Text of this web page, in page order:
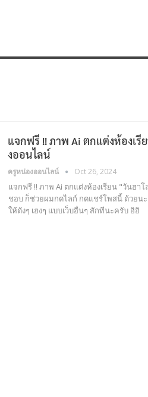
แจกฟรี !! ภาพ Ai ตกแต่งห้องเรี
งออนไลน์
ครูหน่องออนไลน์ Oct 26, 2024
แจกฟรี !! ภาพ Ai ตกแต่งห้องเรียน "วันฮ
ชอบ ก็ช่วยผมกดไลก์ กดแชร์โพสนี้ ด้วยน
ให้ดังๆ เฮงๆ แบบเว็บอื่นๆ สักทีนะครับ อิอิ